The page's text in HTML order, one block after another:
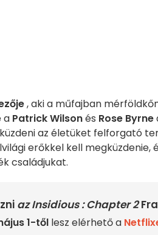
, aki a műfajban
a Patrick Wilsonés Rose Byrne
az életüket felforgató
erőkkel kell
családjukat.
az Insidious : Chapter 2
1-től lesz elérhető a